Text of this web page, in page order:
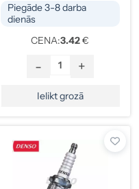
Piegāde 3-8 darba
dienās
CENA:3.42€
- +
Ielikt grozā